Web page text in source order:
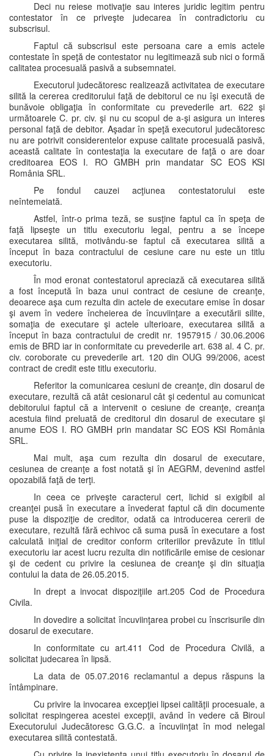
Deci nu reiese motivaţie sau interes juridic legitim pentru
contestator în ce priveşte judecarea în contradictoriu cu
subscrisul.
Faptul că subscrisul este persoana care a emis actele
contestate în speţă de contestator nu legitimează sub nici o formă
calitatea procesuală pasivă a subsemnatei.
Executorul judecătoresc realizează activitatea de executare
silită la cererea creditorului faţă de debitorul ce nu îşi execută de
bunăvoie obligaţia în conformitate cu prevederile art. 622 şi
următoarele C. pr. civ. şi nu cu scopul de a-şi asigura un interes
personal faţă de debitor. Aşadar în speţă executorul judecătoresc
nu are potrivit considerentelor expuse calitate procesuală pasivă,
această calitate în contestaţia la executare de faţă o are doar
creditoarea EOS I. RO GMBH prin mandatar SC EOS KSI
România SRL.
Pe fondul cauzei acţiunea contestatorului este
neîntemeiată.
Astfel, într-o prima teză, se susţine faptul ca în speţa de
faţă lipseşte un titlu executoriu legal, pentru a se începe
executarea silită, motivându-se faptul că executarea silită a
început în baza contractului de cesiune care nu este un titlu
executoriu.
În mod eronat contestatorul apreciază că executarea silită
a fost începută în baza unui contract de cesiune de creanţe,
deoarece aşa cum rezulta din actele de executare emise în dosar
şi avem în vedere încheierea de încuviinţare a executării silite,
somaţia de executare şi actele ulterioare, executarea silită a
început în baza contractului de credit nr. 1957915 / 30.06.2006
emis de BRD iar in conformitate cu prevederile art. 638 al. 4 C. pr.
civ. coroborate cu prevederile art. 120 din OUG 99/2006, acest
contract de credit este titlu executoriu.
Referitor la comunicarea cesiuni de creanţe, din dosarul de
executare, rezultă că atât cesionarul cât şi cedentul au comunicat
debitorului faptul că a intervenit o cesiune de creanţe, creanţa
acestuia fiind preluată de creditorul din dosarul de executare şi
anume EOS I. RO GMBH prin mandatar SC EOS KSI România
SRL.
Mai mult, aşa cum rezulta din dosarul de executare,
cesiunea de creanţe a fost notată şi în AEGRM, devenind astfel
opozabilă faţă de terţi.
In ceea ce priveşte caracterul cert, lichid si exigibil al
creanţei pusă în executare a învederat faptul că din documente
puse la dispoziţie de creditor, odată ca introducerea cererii de
executare, rezultă fără echivoc că suma pusă în executare a fost
calculată iniţial de creditor conform criteriilor prevăzute în titlul
executoriu iar acest lucru rezulta din notificările emise de cesionar
şi de cedent cu privire la cesiunea de creanţe şi din situaţia
contului la data de 26.05.2015.
In drept a invocat dispoziţiile art.205 Cod de Procedura
Civila.
In dovedire a solicitat încuviinţarea probei cu înscrisurile din
dosarul de executare.
In conformitate cu art.411 Cod de Procedura Civilă, a
solicitat judecarea în lipsă.
La data de 05.07.2016 reclamantul a depus răspuns la
întâmpinare.
Cu privire la invocarea excepţiei lipsei calităţii procesuale, a
solicitat respingerea acestei excepţii, având în vedere că Biroul
Executorului Judecătoresc G.G.C. a încuviinţat în mod nelegal
executarea silită contestată.